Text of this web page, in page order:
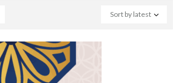
Sort by latest